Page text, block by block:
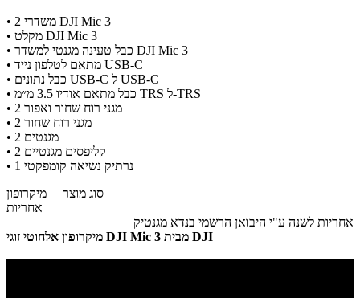
• 2 משדרי DJI Mic 3
• מקלט DJI Mic 3
• כבל טעינה מגנטי למשדר DJI Mic 3
• מתאם לטלפון נייד USB-C
• כבל נתונים USB-C ל USB-C
• כבל מתאם אודיו 3.5 מ״מ TRS ל-TRS
• 2 מגני רוח שחור ואפור
• 2 מגני רוח שחור
• 2 קליפסים מגנטיים
• 1 נרתיק נשיאה קומפקטי
סוג מוצר מיקרופון
אחריות
אחריות לשנה ע"י היבואן הרשמי בנדא מגנטיק
מיקרופון אלחוטי זוגי DJI Mic 3 מבית DJI​